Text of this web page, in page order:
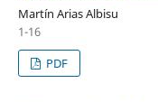
Martín Arias Albisu
1-16
PDF